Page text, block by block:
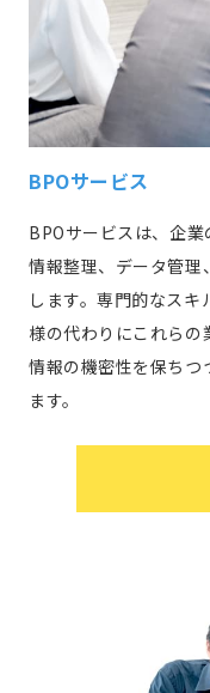
BPOサービス
BPOサービスは、企業
情報整理、データ管理
します。専門的なス
様の代わりにこれらの
情報の機密性を保ちつ
ます。